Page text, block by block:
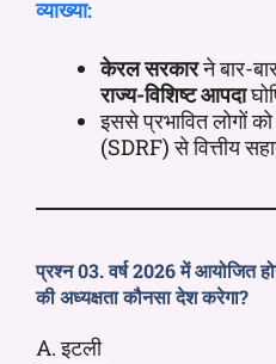
व्याख्या:
केरल सरकारने बार-
राज्य-विशिष्ट आपदा
इससे प्रभावित लोगों
(SDRF) से वित्तीय
प्रश्न 03. वर्ष 2026 में आयोजित
की अध्यक्षता कौनसा देश करेगा?
A. इटली